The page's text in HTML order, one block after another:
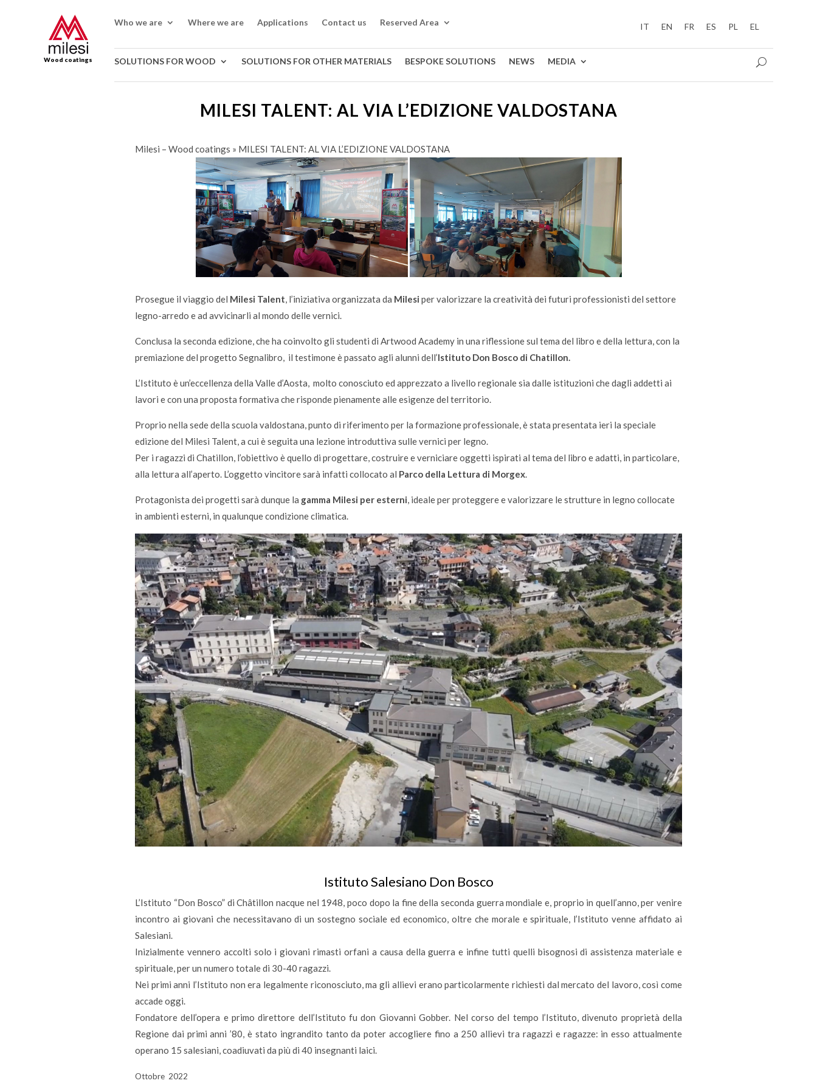
Wood coatings
Who we are Where we are Applications Contact us Reserved Area IT EN FR ES PL EL
SOLUTIONS FOR WOOD SOLUTIONS FOR OTHER MATERIALS BESPOKE SOLUTIONS NEWS MEDIA
MILESI TALENT: AL VIA L’EDIZIONE VALDOSTANA
Milesi – Wood coatings » MILESI TALENT: AL VIA L’EDIZIONE VALDOSTANA
Prosegue il viaggio del Milesi Talent , l’iniziativa organizzata da Milesi per valorizzare la creatività dei futuri professionisti del settore
legno-arredo e ad avvicinarli al mondo delle vernici.
Conclusa la seconda edizione, che ha coinvolto gli studenti di Artwood Academy in una riflessione sul tema del libro e della lettura, con la
premiazione del progetto Segnalibro, il testimone è passato agli alunni dell’Istituto Don Bosco di Chatillon.
L’Istituto è un’eccellenza della Valle d’Aosta, molto conosciuto ed apprezzato a livello regionale sia dalle istituzioni che dagli addetti ai
lavori e con una proposta formativa che risponde pienamente alle esigenze del territorio.
Proprio nella sede della scuola valdostana, punto di riferimento per la formazione professionale, è stata presentata ieri la speciale
edizione del Milesi Talent, a cui è seguita una lezione introduttiva sulle vernici per legno.
Per i ragazzi di Chatillon, l’obiettivo è quello di progettare, costruire e verniciare oggetti ispirati al tema del libro e adatti, in particolare,
alla lettura all’aperto. L’oggetto vincitore sarà infatti collocato al Parco della Lettura di Morgex
Protagonista dei progetti sarà dunque la gamma Milesi per esterni , ideale per proteggere e valorizzare le strutture in legno collocate
in ambienti esterni, in qualunque condizione climatica.
Istituto Salesiano Don Bosco
L’Istituto “Don Bosco” di Châtillon nacque nel 1948, poco dopo la fine della seconda guerra mondiale e, proprio in quell’anno, per venire
incontro ai giovani che necessitavano di un sostegno sociale ed economico, oltre che morale e spirituale, l’Istituto venne affidato ai
Salesiani.
Inizialmente vennero accolti solo i giovani rimasti orfani a causa della guerra e infine tutti quelli bisognosi di assistenza materiale e
spirituale, per un numero totale di 30-40 ragazzi.
Nei primi anni l’Istituto non era legalmente riconosciuto, ma gli allievi erano particolarmente richiesti dal mercato del lavoro, così come
accade oggi.
Fondatore dell’opera e primo direttore dell’Istituto fu don Giovanni Gobber. Nel corso del tempo l’Istituto, divenuto proprietà della
Regione dai primi anni ’80, è stato ingrandito tanto da poter accogliere fino a 250 allievi tra ragazzi e ragazze: in esso attualmente
operano 15 salesiani, coadiuvati da più di 40 insegnanti laici.
Ottobre 2022